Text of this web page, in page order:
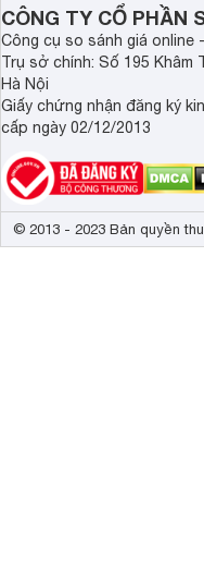
ý rằng tất cả các bộ
tấm bắc nồi.
CÔNG TY CỔ PHẦN
Công cụ so sánh giá online
Trụ sở chính: Số 195 Khâm
Hà Nội
Giấy chứng nhận đăng ký
cấp ngày 02/12/2013
© 2013 - 2023 Bản quyền